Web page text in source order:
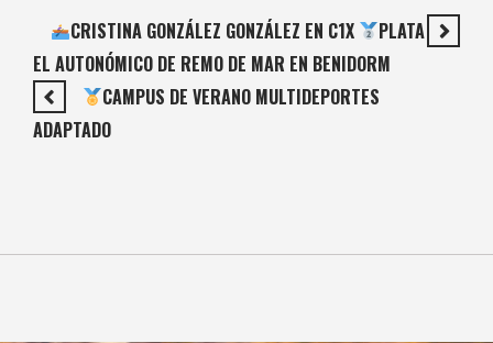
CRISTINA GONZÁLEZ GONZÁLEZ EN C1X
PLATA
EL AUTONÓMICO DE REMO DE MAR EN BENIDORM
CAMPUS DE VERANO MULTIDEPORTES
ADAPTADO